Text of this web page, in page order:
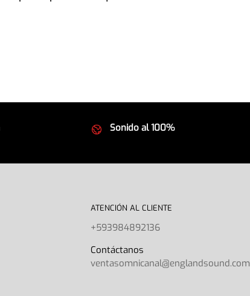
Sonido al 100%
ATENCIÓN AL CLIENTE
+593984892136
Contáctanos
ventasomnicanal@englandsound.com